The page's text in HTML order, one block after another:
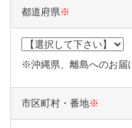
都道府県※
※沖縄県、離島へのお届
市区町村・番地※